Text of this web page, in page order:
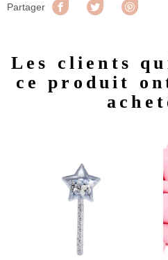
Partager Partager Tweet
Les clients
ce produit